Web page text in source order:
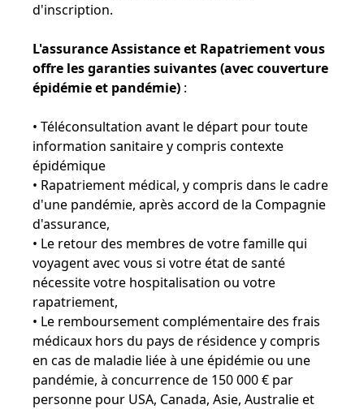
d'inscription.
L'assurance Assistance et Rapatriement vous
offre les garanties suivantes (avec couverture
épidémie et pandémie) :
• Téléconsultation avant le départ pour toute
information sanitaire y compris contexte
épidémique
• Rapatriement médical, y compris dans le cadre
d'une pandémie, après accord de la Compagnie
d'assurance,
• Le retour des membres de votre famille qui
voyagent avec vous si votre état de santé
nécessite votre hospitalisation ou votre
rapatriement,
• Le remboursement complémentaire des frais
médicaux hors du pays de résidence y compris
en cas de maladie liée à une épidémie ou une
pandémie, à concurrence de 150 000 € par
personne pour USA, Canada, Asie, Australie et